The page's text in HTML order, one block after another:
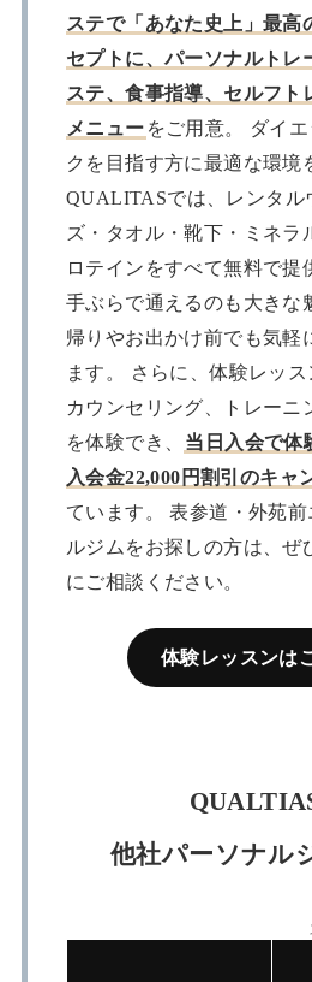
ステで「あなた史上」最高
セプトに、パーソナルトレ
ステ、食事指導、セルフト
メニュー をご用意。 ダイ
クを目指す方に最適な環境
QUALITASでは、レンタル
ズ・タオル・靴下・ミネラ
ロテインをすべて無料で提
手ぶらで通えるのも大きな
帰りやお出かけ前でも気軽
ます。 さらに、体験レッス
カウンセリング、トレーニ
を体験でき、 当日入会で体
入会金22,000円割引のキャ
ています。 表参道・外苑
ルジムをお探しの方は、ぜ
にご相談ください。
体験レッスンは
他社パーソナル